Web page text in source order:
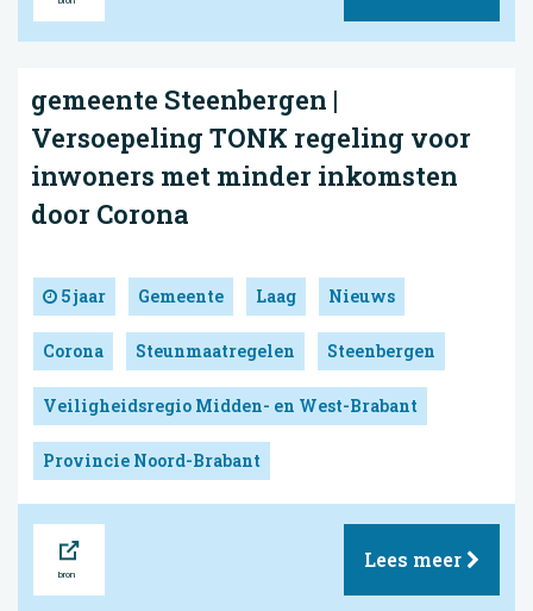
gemeente Steenbergen |
Versoepeling TONK regeling voor
inwoners met minder inkomsten
door Corona
5 jaar Gemeente Laag Nieuws
Corona Steunmaatregelen Steenbergen
Veiligheidsregio Midden- en West-Brabant
Provincie Noord-Brabant
Lees meer